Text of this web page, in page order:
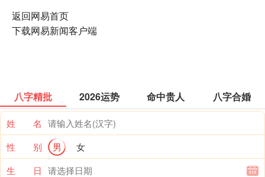
返回网易首页
下载网易新闻客户端
八字精批 2026运势 命中贵人 八字合婚
姓 名
性 别
男
女
生 日